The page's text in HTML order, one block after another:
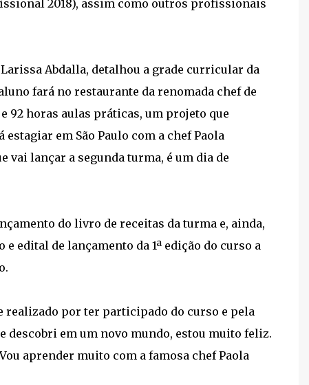
2018), assim como outros profissionais
Abdalla, detalhou a grade curricular da
fará no restaurante da renomada chef de
92 horas aulas práticas, um projeto que
em São Paulo com a chef Paola
vai lançar a segunda turma, é um dia de
do livro de receitas da turma e, ainda,
edital de lançamento da 1ª edição do curso a
realizado por ter participado do curso e pela
descobri em um novo mundo, estou muito feliz.
aprender muito com a famosa chef Paola